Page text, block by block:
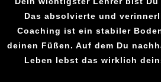
Das absolvierte und
Coaching ist ein stabiler
deinen Füßen. Auf dem Du
Leben lebst das wirklich